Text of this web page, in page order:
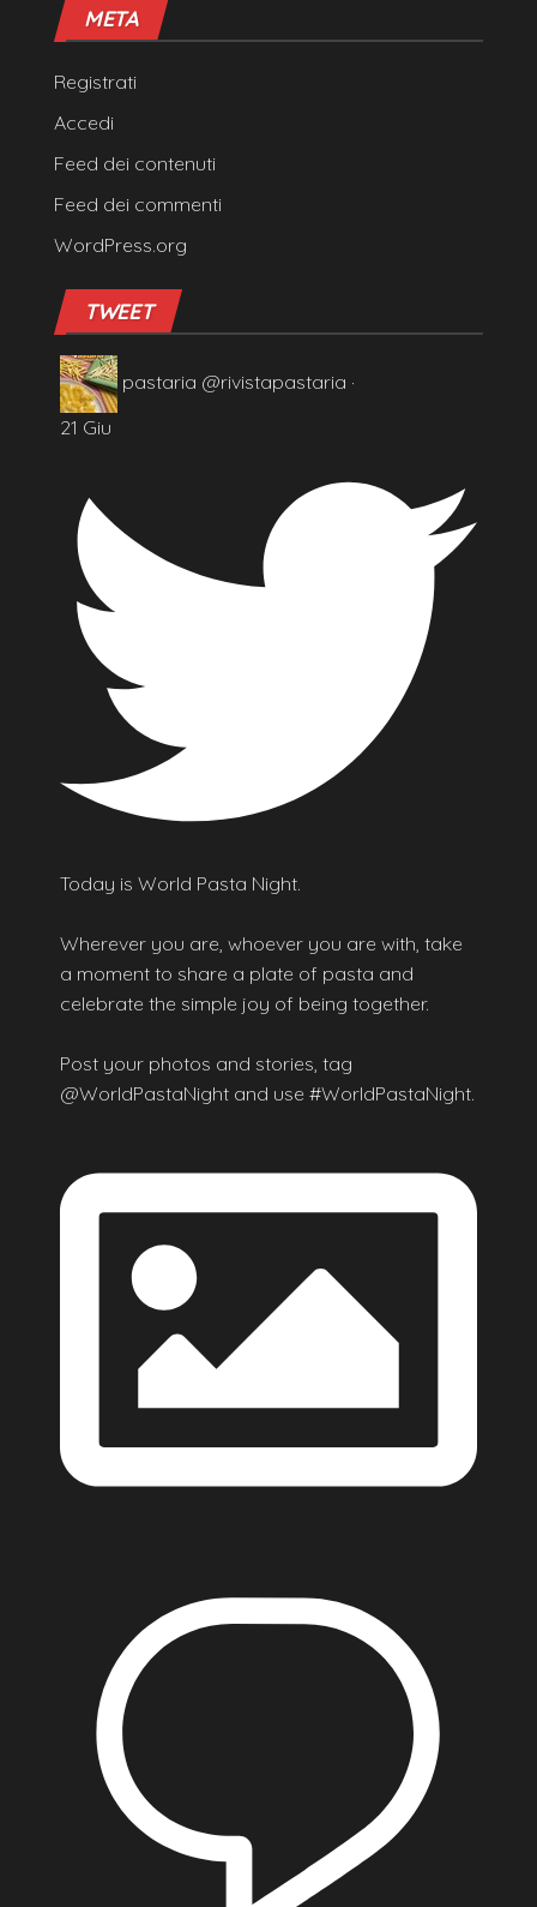
META
Registrati
Accedi
Feed dei contenuti
Feed dei commenti
WordPress.org
TWEET
pastaria @rivistapastaria ·
21 Giu
Today is World Pasta Night.
Wherever you are, whoever you are with, take
a moment to share a plate of pasta and
celebrate the simple joy of being together.
Post your photos and stories, tag
@WorldPastaNight and use #WorldPastaNight.